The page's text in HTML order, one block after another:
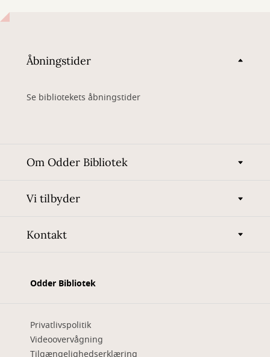
Åbningstider
Se bibliotekets åbningstider
Om Odder Bibliotek
Vi tilbyder
Kontakt
Odder Bibliotek
Privatlivspolitik
Videoovervågning
Tilgængelighedserklæring